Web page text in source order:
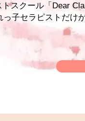
スクール「Dear
っ子セラピストだけ